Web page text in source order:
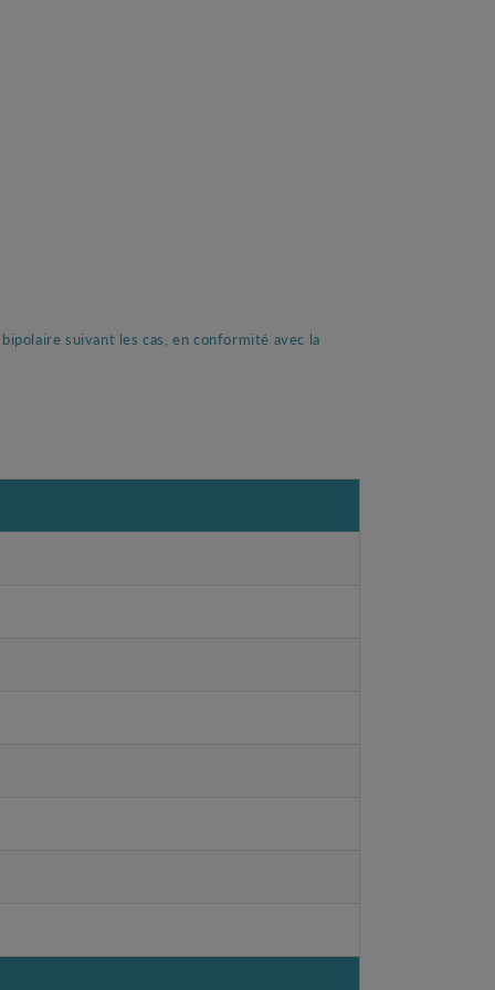
suivant les cas, en conformité avec la